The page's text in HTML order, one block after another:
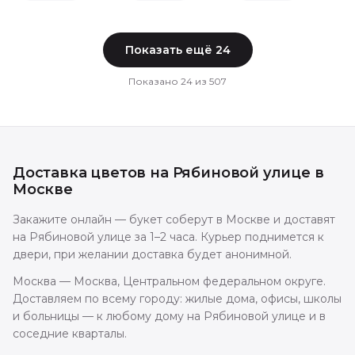
Показать ещё 24
Показано 24 из 507
Доставка цветов на Рябиновой улице в
Москве
Закажите онлайн — букет соберут в Москве и доставят
на Рябиновой улице за 1–2 часа. Курьер поднимется к
двери, при желании доставка будет анонимной.
Москва — Москва, Центральном федеральном округе.
Доставляем по всему городу: жилые дома, офисы, школы
и больницы — к любому дому на Рябиновой улице и в
соседние кварталы.